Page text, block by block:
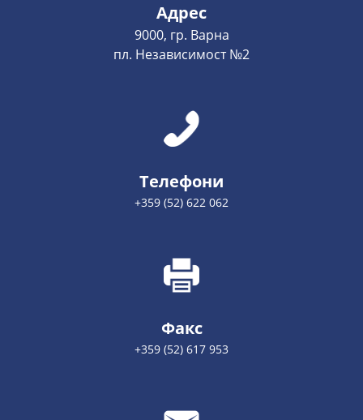
Адрес
9000, гр. Варна
пл. Независимост №2
Телефони
+359 (52) 622 062
Факс
+359 (52) 617 953